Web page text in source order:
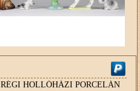
RÉGI HOLLÓHÁZI PORCELÁN